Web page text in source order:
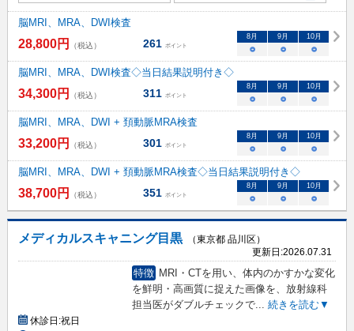
脳MRI、MRA、DWI検査
28,800円 （税込） 261 ポイント
8月 9月 10月
○ ○ ○
脳MRI、MRA、DWI検査◇当日結果説明付き◇
34,300円 （税込） 311 ポイント
8月 9月 10月
○ ○ ○
脳MRI、MRA、DWI + 頚動脈MRA検査
33,200円 （税込） 301 ポイント
8月 9月 10月
○ ○ ○
脳MRI、MRA、DWI + 頚動脈MRA検査◇当日結果説明付き◇
38,700円 （税込） 351 ポイント
8月 9月 10月
○ ○ ○
メディカルスキャニング目黒
（東京都 品川区）
更新日:2026.07.31
特徴 MRI・CTを用い、体内のかすかな変化
を鮮明・高画質に捉えた画像を、放射線科
担当医がダブルチェックで... 続きを読む▼
休診日:祝日